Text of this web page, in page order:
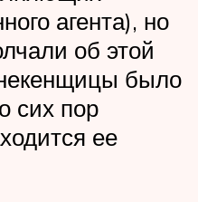
агента), но
об этой
было
сих пор
ее